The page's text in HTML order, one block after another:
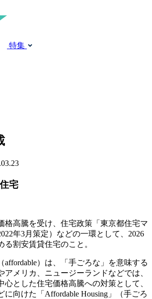
特集
宅
高騰を受け、住宅政策「東京都住宅マ
年3月策定）などの一環として、2026
る割安賃貸住宅のこと。
）は、「手ごろな」を意味する
アメリカ、ニュージーランドなどでは、
心とした住宅価格高騰への対策として、
に向けた「Affordable Housing」（手ごろ